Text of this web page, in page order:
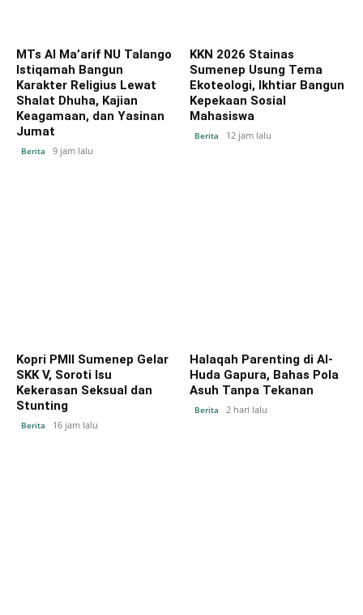
MTs Al Ma’arif NU Talango
Istiqamah Bangun
Karakter Religius Lewat
Shalat Dhuha, Kajian
Keagamaan, dan Yasinan
Jumat
Berita 9 jam lalu
KKN 2026 Stainas
Sumenep Usung Tema
Ekoteologi, Ikhtiar Bangun
Kepekaan Sosial
Mahasiswa
Berita 12 jam lalu
Kopri PMII Sumenep Gelar
SKK V, Soroti Isu
Kekerasan Seksual dan
Stunting
Berita 16 jam lalu
Halaqah Parenting di Al-
Huda Gapura, Bahas Pola
Asuh Tanpa Tekanan
Berita 2 hari lalu